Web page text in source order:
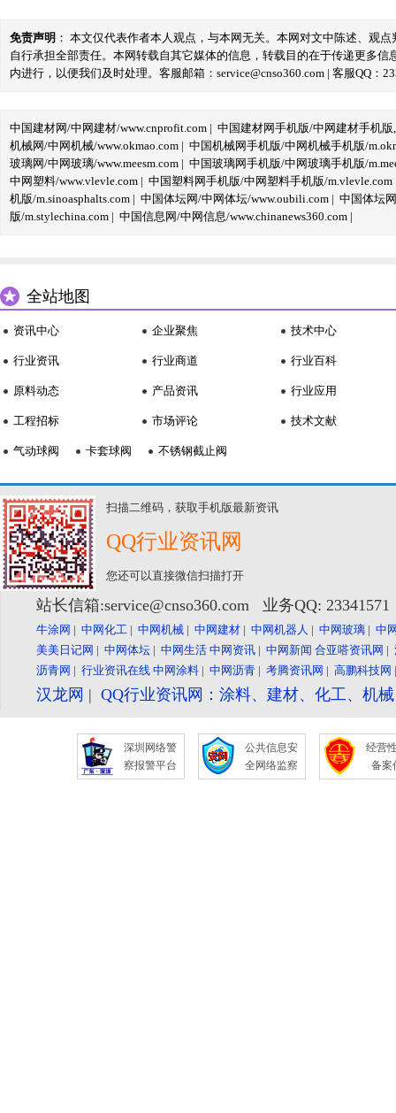
免责声明 ： 本文仅代表作者本人观点，与本网无关。本网对文中陈述、观
自行承担全部责任。本网转载自其它媒体的信息，转载目的在于传递更多
内进行，以便我们及时处理。客服邮箱：service@cnso360.com | 客服QQ：
中国建材网/中网建材/www.cnprofit.com | 中国建材网手机版/中网建材手机版
机械网/中网机械/www.okmao.com | 中国机械网手机版/中网机械手机版/
玻璃网/中网玻璃/www.meesm.com | 中国玻璃网手机版/中网玻璃手机版/
中网塑料/www.vlevle.com | 中国塑料网手机版/中网塑料手机版/m.vlevle.com
机版/m.sinoasphalts.com | 中国体坛网/中网体坛/www.oubili.com | 中国体坛
版/m.stylechina.com | 中国信息网/中网信息/www.chinanews360.com |
全站地图
资讯中心
行业资讯
原料动态
工程招标
企业聚焦
行业商道
产品资讯
市场评论
技术中心
行业百科
行业应用
技术文献
气动球阀 卡套球阀 不锈钢截止阀
扫描二维码，获取手机版最新资讯
QQ行业资讯网
您还可以直接微信扫描打开
站长信箱:service@cnso360.com 业务QQ:
牛涂网 | 中网化工 | 中网机械 | 中网建材 | 中网机器人 | 中网玻璃 | 中
美美日记网 | 中网体坛 | 中网生活 中网资讯 | 中网新闻 合亚嗒资讯网 |
沥青网 | 行业资讯在线 中网涂料 | 中网沥青 | 考腾资讯网 | 高鹏科技网
汉龙网 | QQ行业资讯网：涂料、建材、化工、机
深圳网络警
察报警平台
公共信息安
全网络监察
经营
备案